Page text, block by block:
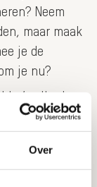
Over
Neem
maar maak
je de
je nu?
voller te
te verwerken
potentiële
Ruim dus